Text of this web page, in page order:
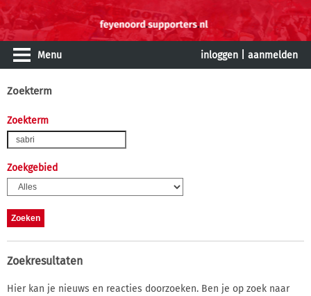
Menu inloggen aanmelden
Zoekterm
Zoekterm
Zoekgebied
Zoekresultaten
Hier kan je nieuws en reacties doorzoeken. Ben je op zoek naar